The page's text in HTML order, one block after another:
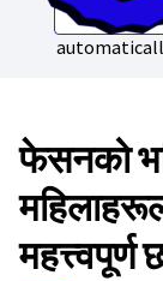
Show
फेसनको
महत्त्वपूर्ण